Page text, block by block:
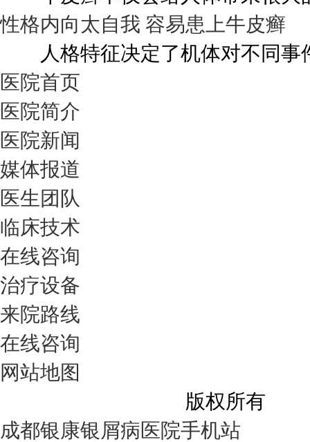
性格内向太自我 容易患上牛皮癣
人格特征决定了机体对不同事
医院首页
医院简介
医院新闻
媒体报道
医生团队
临床技术
在线咨询
治疗设备
来院路线
在线咨询
网站地图
版权所有
成都银康银屑病医院手机站